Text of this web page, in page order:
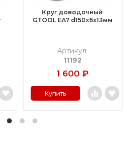
Круг доводочный
GTOOL EA7 d150x6x13мм
Артикул:
11192
1 600 ₽
Купить